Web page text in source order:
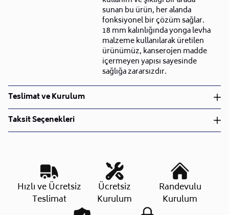
sunan bu ürün, her alanda
fonksiyonel bir çözüm sağlar.
18 mm kalınlığında yonga levha
malzeme kullanılarak üretilen
ürünümüz, kanserojen madde
içermeyen yapısı sayesinde
sağlığa zararsızdır.
Teslimat ve Kurulum
Teslimat ve Kurulum
• Siparişlerinizi aldıktan sonra en kısa sürede işleme
Kargo süreçlerimizi güçlü lojistik ağımızla
destekleyerek, teslimatı en hızlı şekilde
gerçekleştiriyoruz.
Siparişiniz hazırlandığında kurulum ekiplerimiz sizin
Taksit Seçenekleri
Taksit Sayısı Aylık Tutar
Toplam Tutar
Tek Çekim
5.149,00 TL
5.149,00 TL
Hızlı ve Ücretsiz
Teslimat
Ücretsiz
Kurulum
Randevulu
Kurulum